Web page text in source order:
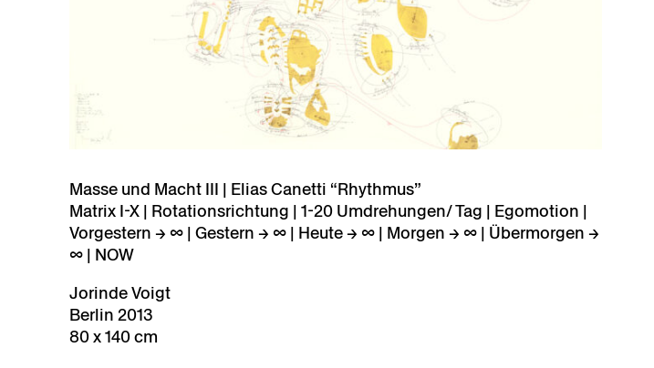
Masse und Macht III | Elias Canetti “Rhythmus”
Matrix I-X | Rotationsrichtung | 1-20 Umdrehungen/ Tag | Egomotion |
Vorgestern → ∞ | Gestern → ∞ | Heute → ∞ | Morgen → ∞ | Übermorgen →
∞ | NOW
Jorinde Voigt
Berlin 2013
80 x 140 cm